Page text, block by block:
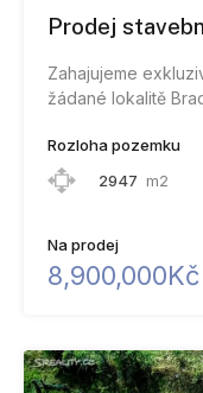
Prodej
Zahajujeme
žádané lokalitě
Rozloha pozemku
2947 m2
Na prodej